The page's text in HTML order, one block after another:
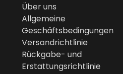
Über uns
Allgemeine
Geschäftsbedingungen
Versandrichtlinie
Rückgabe- und
Erstattungsrichtlinie